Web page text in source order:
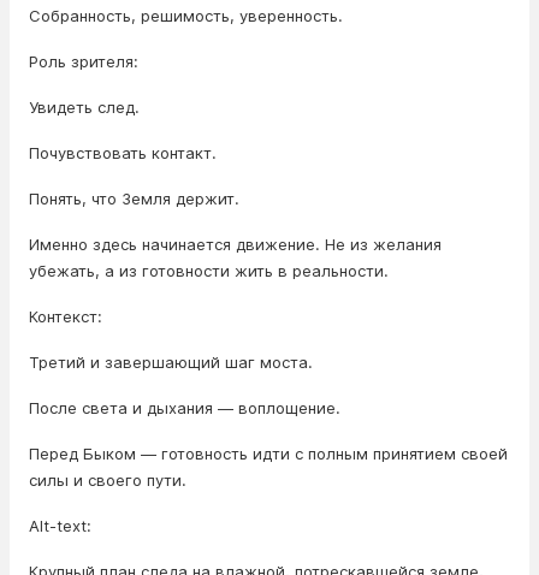
Собранность, решимость, уверенность.
Роль зрителя:
Увидеть след.
Почувствовать контакт.
Понять, что Земля держит.
Именно здесь начинается движение. Не из желания
убежать, а из готовности жить в реальности.
Контекст:
Третий и завершающий шаг моста.
После света и дыхания — воплощение.
Перед Быком — готовность идти с полным принятием своей
силы и своего пути.
Alt-text: